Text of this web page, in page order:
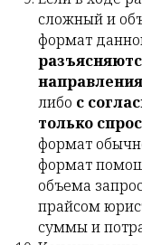
сложный и
формат
либо с
только
формат
формат
объема
прайсом
суммы и